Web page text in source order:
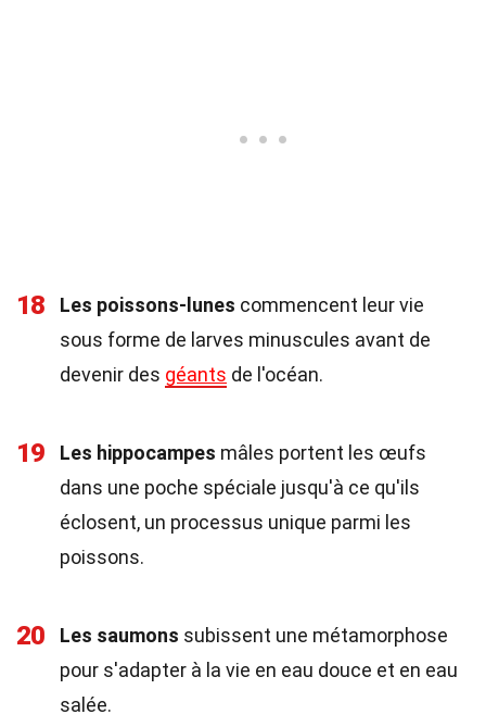
18 Les poissons-lunes commencent leur vie
sous forme de larves minuscules avant de
devenir des géants de l'océan.
19 Les hippocampes mâles portent les œufs
dans une poche spéciale jusqu'à ce qu'ils
éclosent, un processus unique parmi les
poissons.
20 Les saumons subissent une métamorphose
pour s'adapter à la vie en eau douce et en eau
salée.